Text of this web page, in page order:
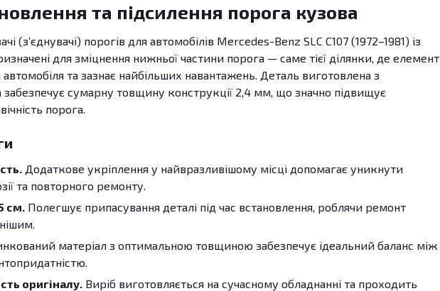
та підсилення порога кузова
(з’єднувачі) порогів для автомобілів Mercedes-Benz SLC C107 (1972–1981) із
для зміцнення нижньої частини порога — саме тієї ділянки, де елемент
та зазнає найбільших навантажень. Деталь виготовлена з
забезпечує сумарну товщину конструкції 2,4 мм, що значно підвищує
порога.
Додаткове укріплення у найвразливішому місці допомагає уникнути
та повторного ремонту.
см. Полегшує припасування деталі під час встановлення, роблячи ремонт
матеріал з оптимальною товщиною забезпечує ідеальний баланс між
оригіналу. Виріб виготовляється на сучасному обладнанні та проходить